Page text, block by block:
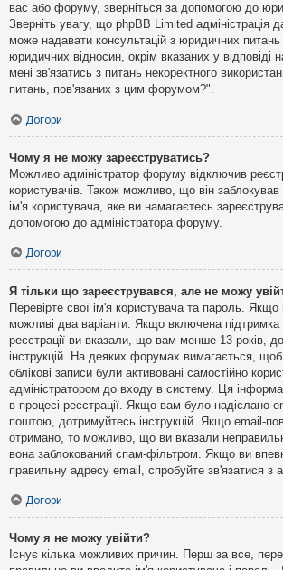
вас або форуму, зверніться за допомогою до
Зверніть увагу, що phpBB Limited адміністрація
може надавати консультацій з юридичних питань
юридичних відносин, окрім вказаних у відповіді
мені зв'язатись з питань некоректного
питань, пов'язаних з цим форумом?".
Догори
Чому я не можу зареєструватись?
Можливо адміністратор форуму відключив
користувачів. Також можливо, що він
ім'я користувача, яке ви намагаєтесь
допомогою до адміністратора форуму.
Догори
Я тільки що зареєструвався, але не можу
Перевірте свої ім'я користувача та пароль. Якщо
можливі два варіанти. Якщо включена підтримка
реєстрації ви вказали, що вам менше 13 років,
інструкцій. На деяких форумах вимагається, щоб
облікові записи були активовані самостійно
адміністратором до входу в систему. Ця
в процесі реєстрації. Якщо вам було надіслано
поштою, дотримуйтесь інструкцій. Якщо email-
отримано, то можливо, що ви вказали
вона заблокований спам-фільтром. Якщо ви
правильну адресу email, спробуйте зв'язатися з
Догори
Чому я не можу увійти?
Існує кілька можливих причин. Перш за все,